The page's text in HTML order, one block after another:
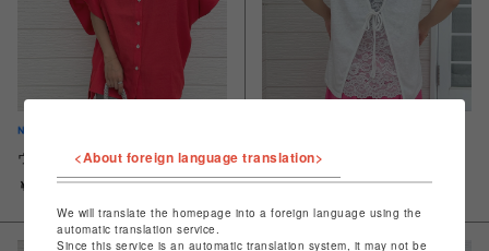
ウォッシャブルスキッパーシャツ
￥11,880
バックレースレイヤードT
￥7,623
￥10,890
<About foreign language translation>
We will translate the homepage into a foreign language using the
automatic translation service.
Since this service is an automatic translation system, it may not be